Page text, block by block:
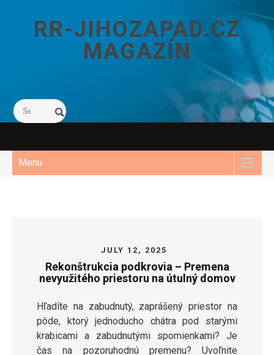
RR-JIHOZAPAD.CZ
MAGAZÍN
Menu
JULY 12, 2025
Rekonštrukcia podkrovia – Premena
nevyužitého priestoru na útulný domov
Hľadíte na zabudnutý, zaprášený priestor na
pôde, ktorý jednoducho chátra pod starými
krabicami a zabudnutými spomienkami? Je
čas na pozoruhodnú premenu? Uvoľnite